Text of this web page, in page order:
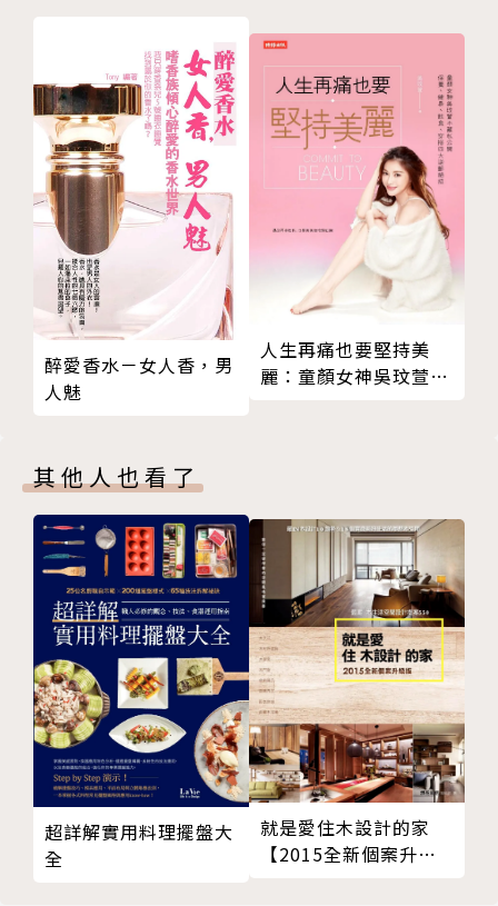
蘭地這幾條不同的軸線，穿梭世界白蘭地產區。你會發
現，杯中風味與歷史人文緊密交織，讓人讀得津津有
味！
Part4〈品味白蘭地．白蘭地品味〉
藉由豐富的品評與教學經驗，王鵬指出白蘭地品飲的獨
特之處與學習過程的關鍵訣竅，深入解說品飲技巧、周
邊相關實務、詞彙表達與鍛鍊方法，並分析白蘭地經典
調酒配方，帶你發掘藏在酒譜背後，美味組合的設計法
則。
王鵬 Paul Peng WANG
國立政治大學斯拉夫語文學士與碩士畢業，國立中央大
學法國語文碩士肄業，法國巴黎高等政治學院（l''IEP
de Paris, Sciences Po）交換學生，獲有法國波爾多
大學與國立葡萄種植暨釀造科學研究院（ISVV）葡萄
酒品評能力文憑。專職酒類文化教育，尤其專注品飲研
究與教育培訓，獨創後現代品飲學，通曉多種外語，活
躍於國際舞台，酒類專業著作豐富，橫跨葡萄酒、啤酒
等各式釀造酒與烈酒，是全球酒業罕見的全能型專家，
專業資歷完整，在酒類文化與教育等方面，成就卓著。
法國食品協會合作講師、台灣侍酒師協會教育顧問、法
國波爾多葡萄酒學院（CIVB）國際認證講師、美國BJ
1-2 什麼是白蘭地？大哉問！
全球白蘭地生產帶──哪兒有白蘭地，就有水果
世界白蘭地分布──葡萄酒生產帶與水果蒸餾酒生產帶
沒標註卻是白蘭地？有標註卻不是白蘭地？
世界白蘭地體系概念聯想圖譜
Part 2 白蘭地原料白蘭地製程
CHAPTER 2 白蘭地的誕生：從果園到裝瓶
2-1 走進一座果園：從種植到採收
走進葡萄園
走進果園：從景觀環境到野生水果製酒
2-2 邊喝邊讀也能懂的蒸餾
蒸餾體系與基本術語
橡木桶知識大補帖
烈酒進了木桶：邁向熟成之路
無桶陳與桶陳培養過頭的老化
2-4 品質管理、裝瓶形式與產品創新
裝瓶前的處理與品管
特殊裝瓶與產品趨勢
CHAPTER 3 走進一座蒸餾廠：聚焦不同製程
3-1 聚焦葡萄酒餾白蘭地
從葡萄壓汁到發酵成酒
透過蒸餾，從葡萄酒到烈酒
3-2 聚焦葡萄渣餾白蘭地
蒸餾用葡萄渣的特性
格拉帕製程：連續蒸餾與分批蒸餾
醉愛香水－女人香，男
人魅
人生再痛也要堅持美
麗：童顏女神吳玟萱不
其他人也看了
超詳解實用料理擺盤大
全
就是愛住木設計的家
【2015全新個案升級